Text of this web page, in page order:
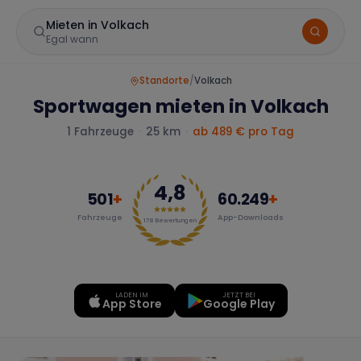
Mieten in Volkach
Egal wann
Marke
Mercedes BMW Audi
Standorte/Volkach
Sportwagen mieten in Volkach
1 Fahrzeuge 25 km ab 489 € pro Tag
501+
Fahrzeuge
4,8
178 Bewertungen
60.249+
App-Downloads
LADEN IM
App Store
JETZT BEI
Google Play